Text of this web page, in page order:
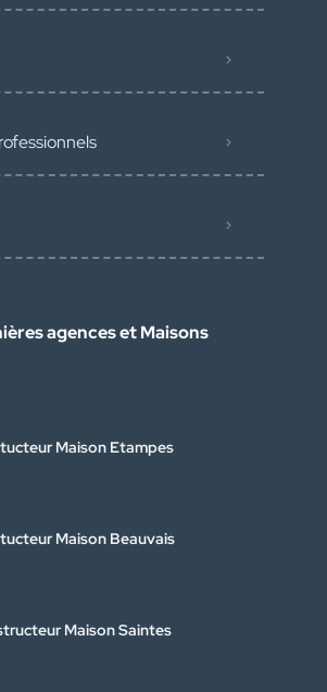
agences et Maisons
Maison Etampes
Maison Beauvais
Maison Saintes